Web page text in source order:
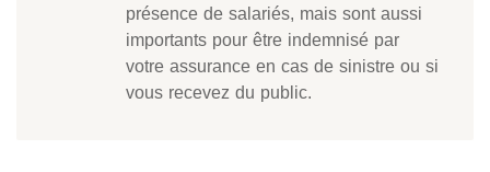
présence de salariés, mais sont aussi
importants pour être indemnisé par
votre assurance en cas de sinistre ou si
vous recevez du public.